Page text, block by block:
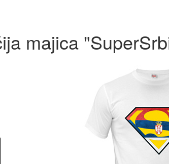
majica